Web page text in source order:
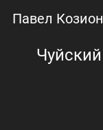
Павел